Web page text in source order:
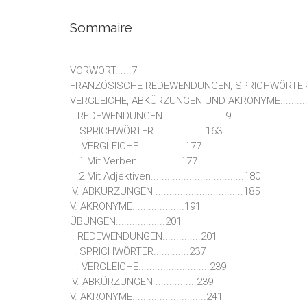
Sommaire
VORWORT......7
FRANZÖSISCHE REDEWENDUNGEN,
VERGLEICHE, ABKÜRZUNGEN UND
I. REDEWENDUNGEN.......................9
II. SPRICHWÖRTER...................163
III. VERGLEICHE.................177
III.1 Mit Verben ...............177
III.2 Mit Adjektiven..................................180
IV. ABKÜRZUNGEN ................................185
V. AKRONYME...................191
ÜBUNGEN..................201
I. REDEWENDUNGEN..............201
II. SPRICHWÖRTER.............237
III. VERGLEICHE..........................239
IV. ABKÜRZUNGEN ...............239
V. AKRONYME...........................241